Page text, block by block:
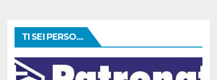
TI SEI PERSO...